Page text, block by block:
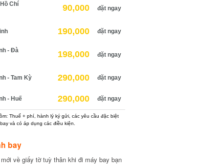
Chí
90,000 đặt ngay
190,000 đặt ngay
- Đà
198,000 đặt ngay
- Tam Kỳ 290,000 đặt ngay
- Huế 290,000 đặt ngay
Thuế + phí, hành lý ký gửi, các yêu cầu đặc biệt
và có áp dụng các điều kiện.
bay
về giấy tờ tuỳ thân khi đi máy bay bạn